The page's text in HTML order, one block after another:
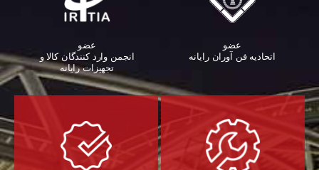
عضو
اتحادیه فن آوران رایانه
عضو
انجمن وارد کنندگان کالا و
تجهیزات رایانه‌